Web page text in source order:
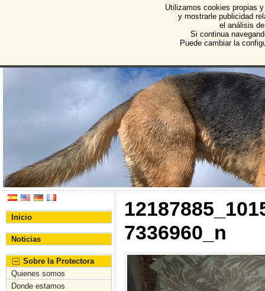
Protectora de Animales
Asociación Protectora de Animales y Plantas de
Inicio
Noticias
Sobre la Protectora
Quienes somos
Donde estamos
7336960_n
Utilizamos cookies propias
y mostrarle publicidad
el análisis
Si continua
Puede cambiar la